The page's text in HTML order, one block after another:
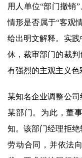
用人单位“部门撤销
情形是否属于“客观
给出明文解释。实
休，裁审部门的裁
有强烈的主观主义色
某知名企业调整公
某部门。为此，董
知。该部门经理拒
劳动合同，并依法